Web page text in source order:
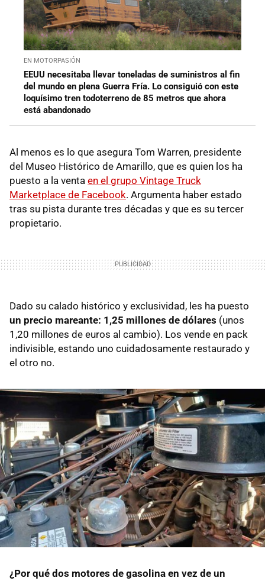
EN MOTORPASIÓN
EEUU necesitaba llevar toneladas de suministros al fin
del mundo en plena Guerra Fría. Lo consiguió con este
loquísimo tren todoterreno de 85 metros que ahora
está abandonado
Al menos es lo que asegura Tom Warren, presidente
del Museo Histórico de Amarillo, que es quien los ha
puesto a la venta en el grupo Vintage Truck
Marketplace de Facebook. Argumenta haber estado
tras su pista durante tres décadas y que es su tercer
propietario.
Dado su calado histórico y exclusividad, les ha puesto
un precio mareante: 1,25 millones de dólares (unos
1,20 millones de euros al cambio). Los vende en pack
indivisible, estando uno cuidadosamente restaurado y
el otro no.
¿Por qué dos motores de gasolina en vez de un